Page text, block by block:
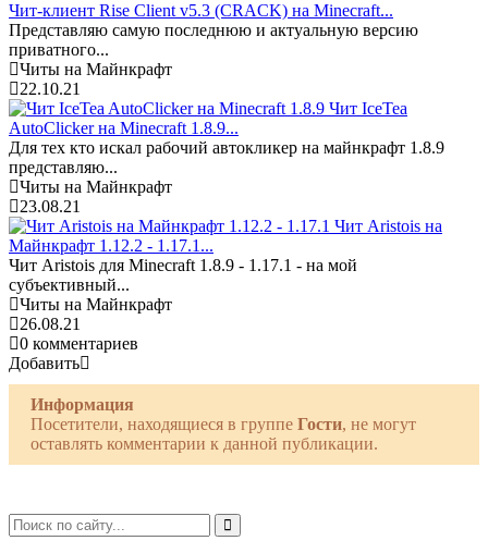
Чит-клиент Rise Client v5.3 (CRACK) на Minecraft...
Представляю самую последнюю и актуальную версию
приватного...
Читы на Майнкрафт
22.10.21
Чит IceTea
AutoClicker на Minecraft 1.8.9...
Для тех кто искал рабочий автокликер на майнкрафт 1.8.9
представляю...
Читы на Майнкрафт
23.08.21
Чит Aristois на
Майнкрафт 1.12.2 - 1.17.1...
Чит Aristois для Minecraft 1.8.9 - 1.17.1 - на мой
субъективный...
Читы на Майнкрафт
26.08.21
0 комментариев
Добавить
Информация
Посетители, находящиеся в группе Гости, не могут
оставлять комментарии к данной публикации.